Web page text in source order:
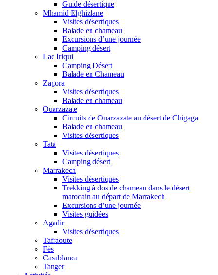
Guide désertique
Mhamid Elghizlane
Visites désertiques
Balade en chameau
Excursions d’une journée
Camping désert
Lac Iriqui
Camping Désert
Balade en Chameau
Zagora
Visites désertiques
Balade en chameau
Ouarzazate
Circuits de Ouarzazate au désert de Chigaga
Balade en chameau
Visites désertiques
Tata
Visites désertiques
Camping désert
Marrakech
Visites désertiques
Trekking à dos de chameau dans le désert
marocain au départ de Marrakech
Excursions d’une journée
Visites guidées
Agadir
Visites désertiques
Tafraoute
Fès
Casablanca
Tanger